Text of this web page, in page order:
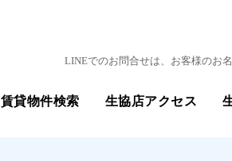
LINEでのお問合せは、お客様のお
賃貸物件検索 生協店アクセス